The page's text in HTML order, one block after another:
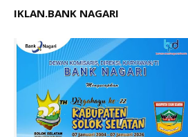
IKLAN.BANK NAGARI